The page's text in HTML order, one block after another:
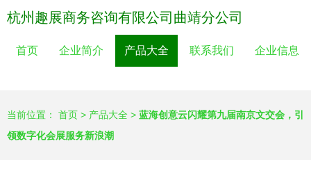
杭州趣展商务咨询有限公司曲靖分公司
首页 企业简介 产品大全 联系我们 企业信息
当前位置： 首页 > 产品大全 > 蓝海创意云闪耀第九届南京文交会，引
领数字化会展服务新浪潮